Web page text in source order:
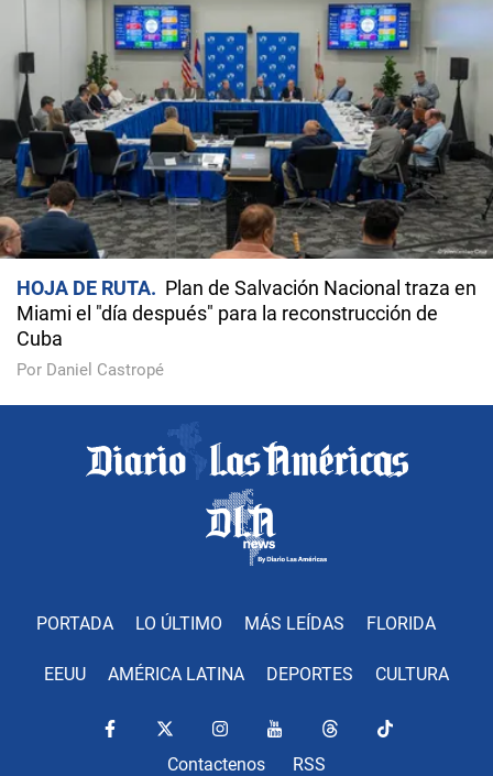
HOJA DE RUTA
Plan de Salvación Nacional traza en
Miami el "día después" para la reconstrucción de
Cuba
Por Daniel Castropé
PORTADA LO ÚLTIMO MÁS LEÍDAS FLORIDA
EEUU AMÉRICA LATINA DEPORTES CULTURA
Contactenos RSS